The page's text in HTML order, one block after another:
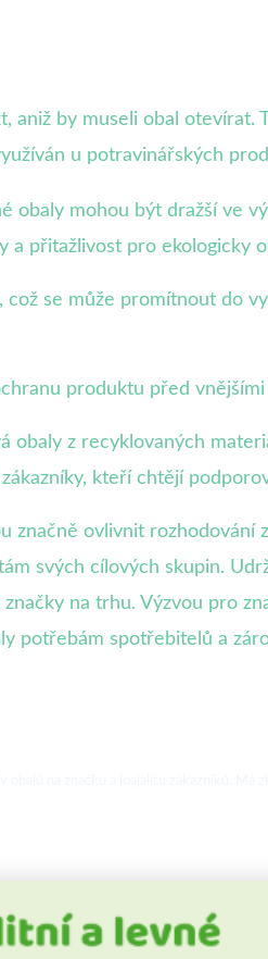
aniž by museli obal otevírat.
u potravinářských
obaly mohou být dražší ve
přitažlivost pro ekologicky
se může promítnout do
produktu před vnějšími
z recyklovaných
kteří chtějí
ovlivnit rozhodování
svých cílových skupin.
na trhu. Výzvou pro
potřebám spotřebitelů a